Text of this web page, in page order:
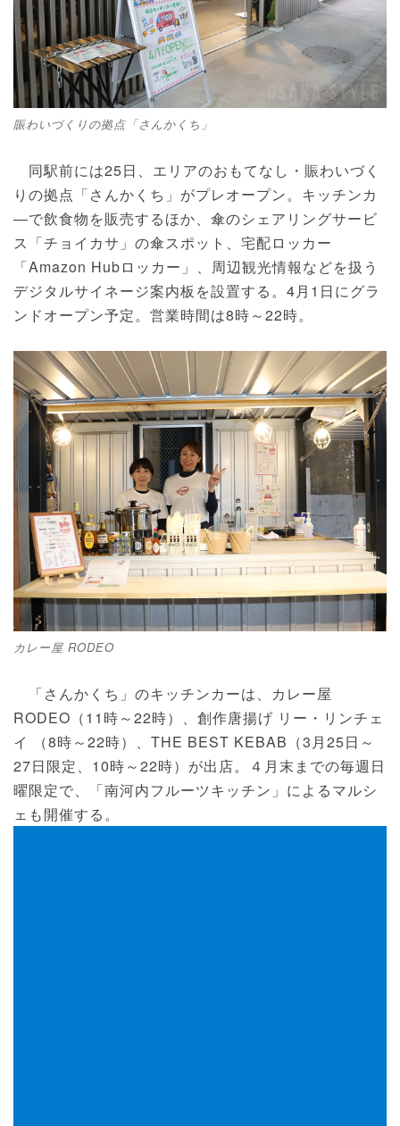
賑わいづくりの拠点「さんかくち」
同駅前には25日、エリアのおもてなし・賑わいづく
りの拠点「さんかくち」がプレオープン。キッチンカ
―で飲食物を販売するほか、傘のシェアリングサービ
ス「チョイカサ」の傘スポット、宅配ロッカー
「Amazon Hubロッカー」、周辺観光情報などを扱う
デジタルサイネージ案内板を設置する。4月1日にグラ
ンドオープン予定。営業時間は8時～22時。
カレー屋 RODEO
「さんかくち」のキッチンカーは、カレー屋
RODEO（11時～22時）、創作唐揚げ リー・リンチェ
イ （8時～22時）、THE BEST KEBAB（3月25日～
27日限定、10時～22時）が出店。４月末までの毎週日
曜限定で、「南河内フルーツキッチン」によるマルシ
ェも開催する。